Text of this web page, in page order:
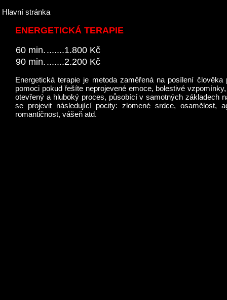
Hlavní stránka
ENERGETICKÁ TERAPIE
60 min. .......1.800 Kč
90 min. .......2.200 Kč
Energetická terapie je metoda zaměřená na posílení
pomoci pokud řešíte neprojevené emoce, bolestivé
otevřený a hluboký proces, působící v samotných základech
se projevit následující pocity: zlomené srdce, osamělost,
romantičnost, vášeň atd.